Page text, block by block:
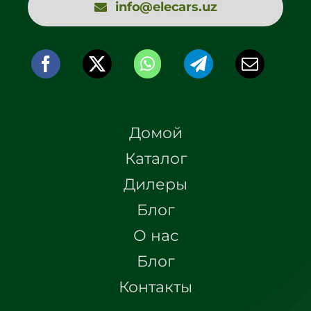
info@elecars.uz
Домой
Каталог
Дилеры
Блог
О нас
Блог
Контакты